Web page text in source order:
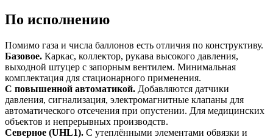
По исполнению
Помимо газа и числа баллонов есть отличия по конструктиву.
Базовое. Каркас, коллектор, рукава высокого давления,
выходной штуцер с запорным вентилем. Минимальная
комплектация для стационарного применения.
С повышенной автоматикой. Добавляются датчики
давления, сигнализация, электромагнитные клапаны для
автоматического отсечения при опустении. Для медицинских
объектов и непрерывных производств.
Северное (UHL1). С утеплёнными элементами обвязки и